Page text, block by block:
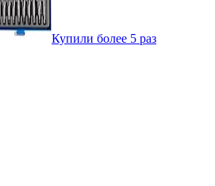
Купили более 5 раз